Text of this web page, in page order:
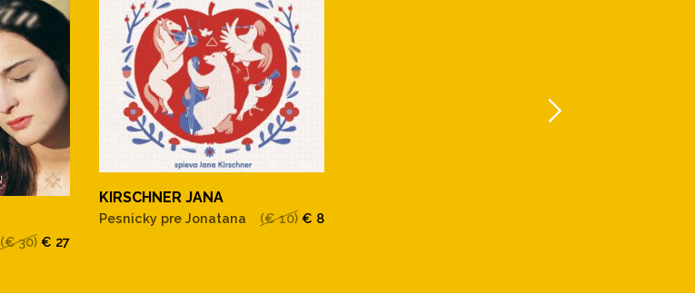
(€ 30) € 27
KIRSCHNER JANA
Pesnicky pre Jonatana (€ 10) € 8